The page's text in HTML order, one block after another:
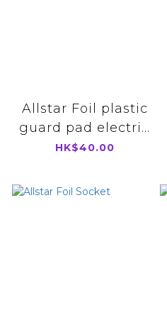
Allstar Foil plastic
guard pad electri...
HK$40.00